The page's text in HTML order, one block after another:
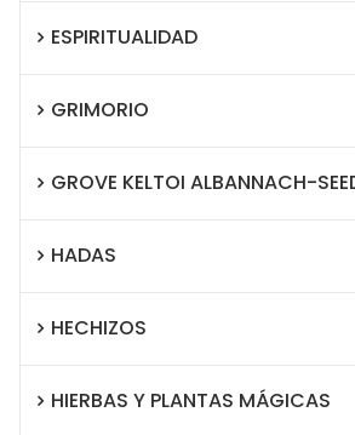
ESPIRITUALIDAD
GRIMORIO
GROVE KELTOI ALBANNACH-
HADAS
HECHIZOS
HIERBAS Y PLANTAS MÁGICAS